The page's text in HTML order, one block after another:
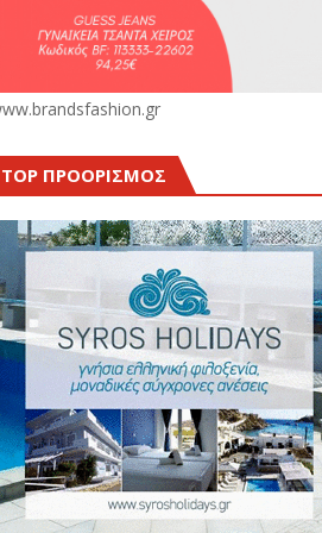
TOP ΠΡΟΟΡΙΣΜΟΣ